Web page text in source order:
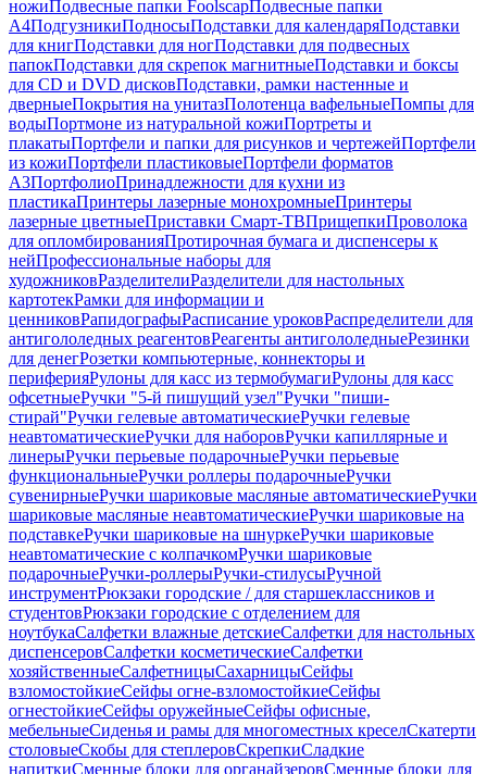
ножиПодвесные папки FoolscapПодвесные папки
А4ПодгузникиПодносыПодставки для календаряПодставки
для книгПодставки для ногПодставки для подвесных
папокПодставки для скрепок магнитныеПодставки и боксы
для CD и DVD дисковПодставки, рамки настенные и
дверныеПокрытия на унитазПолотенца вафельныеПомпы для
водыПортмоне из натуральной кожиПортреты и
плакатыПортфели и папки для рисунков и чертежейПортфели
из кожиПортфели пластиковыеПортфели форматов
А3ПортфолиоПринадлежности для кухни из
пластикаПринтеры лазерные монохромныеПринтеры
лазерные цветныеПриставки Смарт-ТВПрищепкиПроволока
для опломбированияПротирочная бумага и диспенсеры к
нейПрофессиональные наборы для
художниковРазделителиРазделители для настольных
картотекРамки для информации и
ценниковРапидографыРасписание уроковРаспределители для
антигололедных реагентовРеагенты антигололедныеРезинки
для денегРозетки компьютерные, коннекторы и
периферияРулоны для касс из термобумагиРулоны для касс
офсетныеРучки "5-й пишущий узел"Ручки "пиши-
стирай"Ручки гелевые автоматическиеРучки гелевые
неавтоматическиеРучки для наборовРучки капиллярные и
линерыРучки перьевые подарочныеРучки перьевые
функциональныеРучки роллеры подарочныеРучки
сувенирныеРучки шариковые масляные автоматическиеРучки
шариковые масляные неавтоматическиеРучки шариковые на
подставкеРучки шариковые на шнуркеРучки шариковые
неавтоматические с колпачкомРучки шариковые
подарочныеРучки-роллерыРучки-стилусыРучной
инструментРюкзаки городские / для старшеклассников и
студентовРюкзаки городские с отделением для
ноутбукаСалфетки влажные детскиеСалфетки для настольных
диспенсеровСалфетки косметическиеСалфетки
хозяйственныеСалфетницыСахарницыСейфы
взломостойкиеСейфы огне-взломостойкиеСейфы
огнестойкиеСейфы оружейныеСейфы офисные,
мебельныеСиденья и рамы для многоместных креселСкатерти
столовыеСкобы для степлеровСкрепкиСладкие
напиткиСменные блоки для органайзеровСменные блоки для